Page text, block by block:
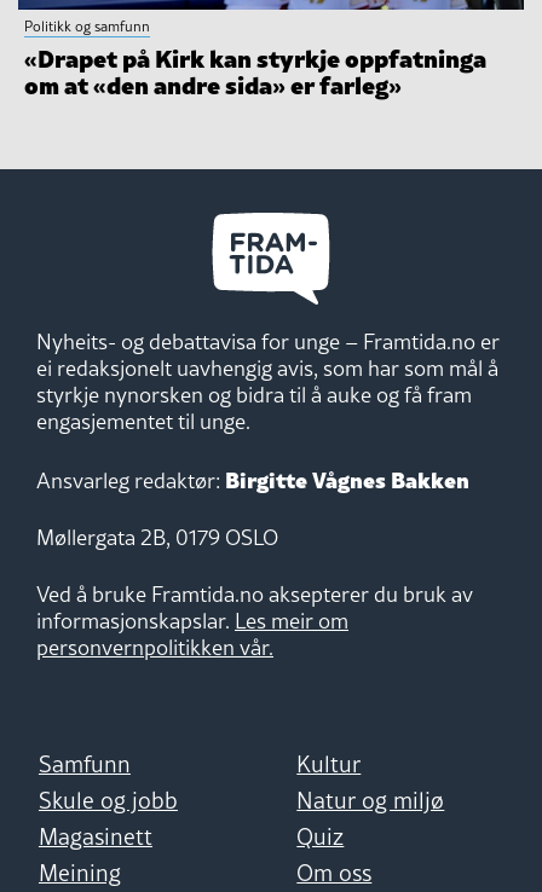
Politikk og samfunn
«Drapet på Kirk kan styrkje oppfatninga
om at «den andre sida» er farleg»
Nyheits- og debattavisa for unge – Framtida.no er
ei redaksjonelt uavhengig avis, som har som mål å
styrkje nynorsken og bidra til å auke og få fram
engasjementet til unge.
Ansvarleg redaktør: Birgitte Vågnes Bakken
Møllergata 2B, 0179 OSLO
Ved å bruke Framtida.no aksepterer du bruk av
informasjonskapslar. Les meir om
personvernpolitikken vår.
Samfunn
Kultur
Skule og jobb
Natur og miljø
Magasinett
Quiz
Meining
Om oss